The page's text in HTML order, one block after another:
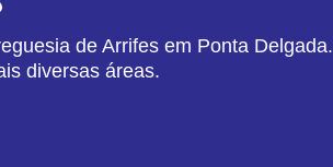
de Arrifes em Ponta Delgada.
diversas áreas.